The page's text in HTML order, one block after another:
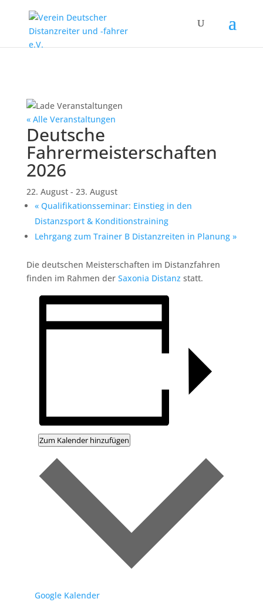
« Alle Veranstaltungen
Deutsche
Fahrermeisterschaften
2026
22. August- 23. August
«Qualifikationsseminar: Einstieg in den
Distanzsport & Konditionstraining
Lehrgang zum Trainer B Distanzreiten in Planung »
Die deutschen Meisterschaften im Distanzfahren
finden im Rahmen der Saxonia Distanz statt.
Zum Kalender hinzufügen
Google Kalender